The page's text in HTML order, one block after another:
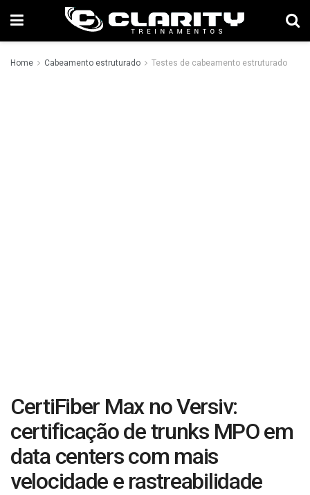
Home Cabeamento estruturado Testes de cabeamento estruturado
CertiFiber Max no Versiv:
certificação de trunks MPO em
data centers com mais
velocidade e rastreabilidade